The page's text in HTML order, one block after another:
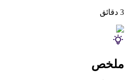
3 دقائق
ملخص